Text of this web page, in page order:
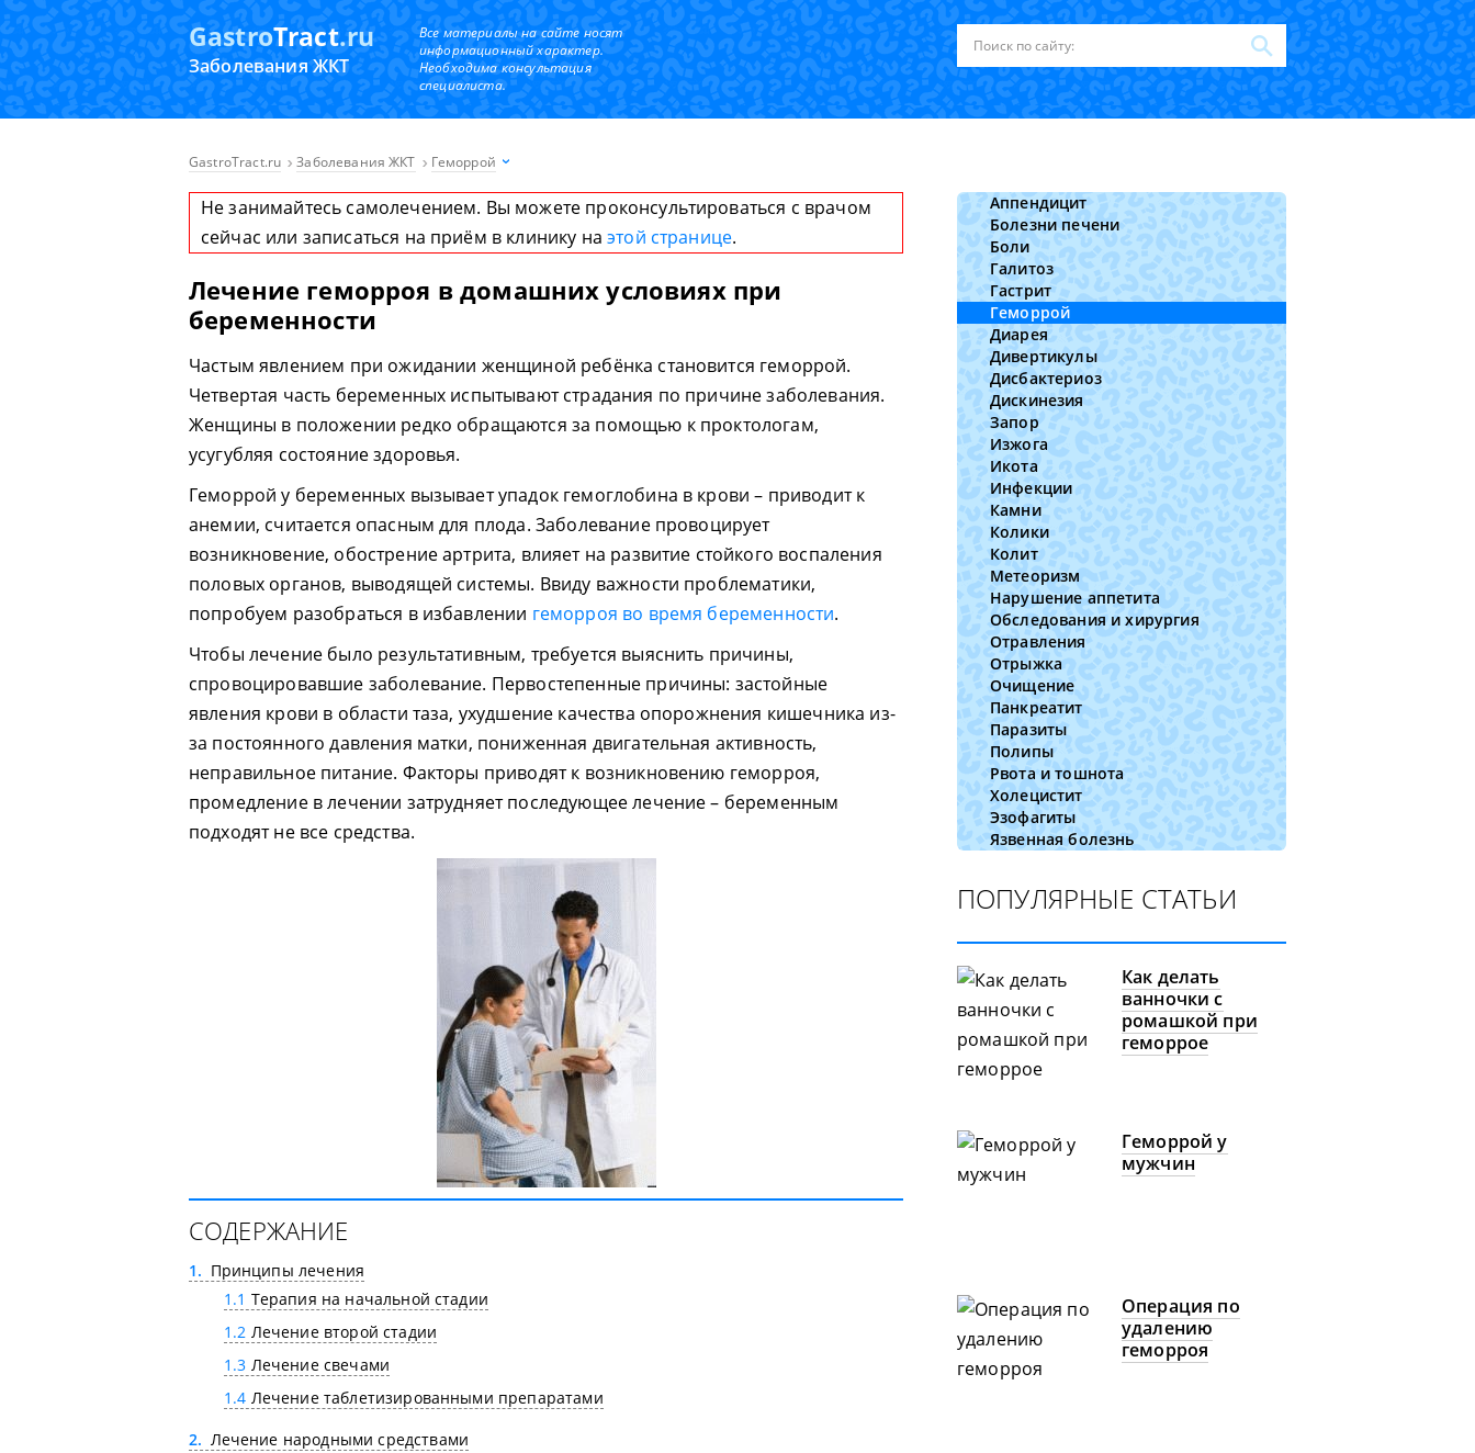
GastroTract.ru
Заболевания ЖКТ
Все материалы на сайте носят
информационный характер.
Необходима консультация
специалиста.
GastroTract.ru Заболевания ЖКТ Геморрой
Не занимайтесь самолечением. Вы можете проконсультироваться с врачом
сейчас или записаться на приём в клинику наэтой странице.
Лечение геморроя в домашних условиях при
беременности
Частым явлением при ожидании женщиной ребёнка становится геморрой.
Четвертая часть беременных испытывают страдания по причине заболевания.
Женщины в положении редко обращаются за помощью к проктологам,
усугубляя состояние здоровья.
Геморрой у беременных вызывает упадок гемоглобина в крови – приводит к
анемии, считается опасным для плода. Заболевание провоцирует
возникновение, обострение артрита, влияет на развитие стойкого воспаления
половых органов, выводящей системы. Ввиду важности проблематики,
попробуем разобраться в избавлении геморроя во время беременности.
Чтобы лечение было результативным, требуется выяснить причины,
спровоцировавшие заболевание. Первостепенные причины: застойные
явления крови в области таза, ухудшение качества опорожнения кишечника из-
за постоянного давления матки, пониженная двигательная активность,
неправильное питание. Факторы приводят к возникновению геморроя,
промедление в лечении затрудняет последующее лечение – беременным
подходят не все средства.
СОДЕРЖАНИЕ
1
Принципы лечения
1.1 Терапия на начальной стадии
1.2 Лечение второй стадии
1.3 Лечение свечами
1.4 Лечение таблетизированными препаратами
2
Лечение народными средствами
Аппендицит
Болезни печени
Боли
Галитоз
Гастрит
Геморрой
Диарея
Дивертикулы
Дисбактериоз
Дискинезия
Запор
Изжога
Икота
Инфекции
Камни
Колики
Колит
Метеоризм
Нарушение аппетита
Обследования и хирургия
Отравления
Отрыжка
Очищение
Панкреатит
Паразиты
Полипы
Рвота и тошнота
Холецистит
Эзофагиты
Язвенная болезнь
ПОПУЛЯРНЫЕ СТАТЬИ
Как делать
ванночки с
ромашкой при
геморрое
Геморрой у
мужчин
Операция по
удалению
геморроя